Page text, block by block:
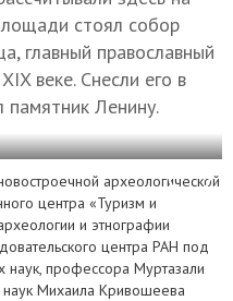
стоял собор
главный православный
веке. Снесли его в
памятник Ленину.
археологической
центра «Туризм и
и этнографии
центра РАН под
наук, профессора Муртазали
наук Михаила Кривошеева